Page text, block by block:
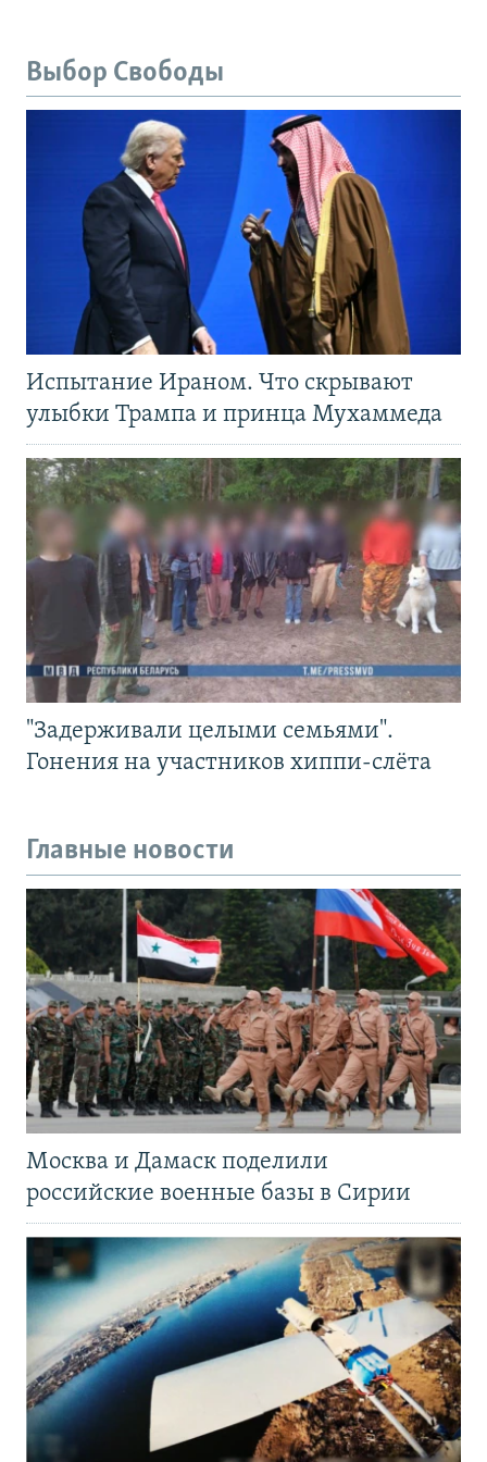
Выбор Свободы
Испытание Ираном. Что скрывают
улыбки Трампа и принца Мухаммеда
"Задерживали целыми семьями".
Гонения на участников хиппи-слёта
Главные новости
Москва и Дамаск поделили
российские военные базы в Сирии